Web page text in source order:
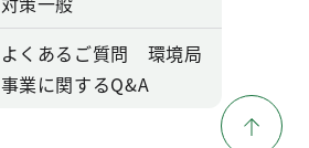
よくあるご質問 環境局
事業に関するQ&A